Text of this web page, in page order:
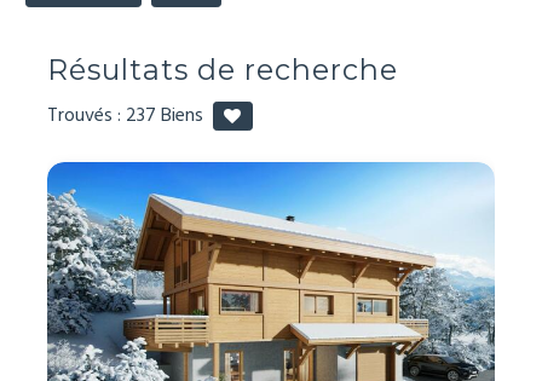
Résultats de recherche
Trouvés : 237Biens